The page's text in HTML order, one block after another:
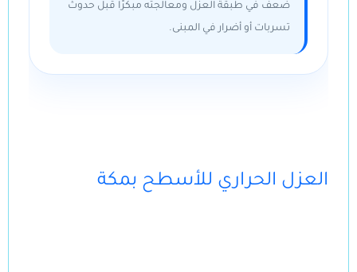
ضعف في طبقة العزل ومعالجته مبكرًا قبل حدوث
تسربات أو أضرار في المبنى.
العزل الحراري للأسطح بمكة